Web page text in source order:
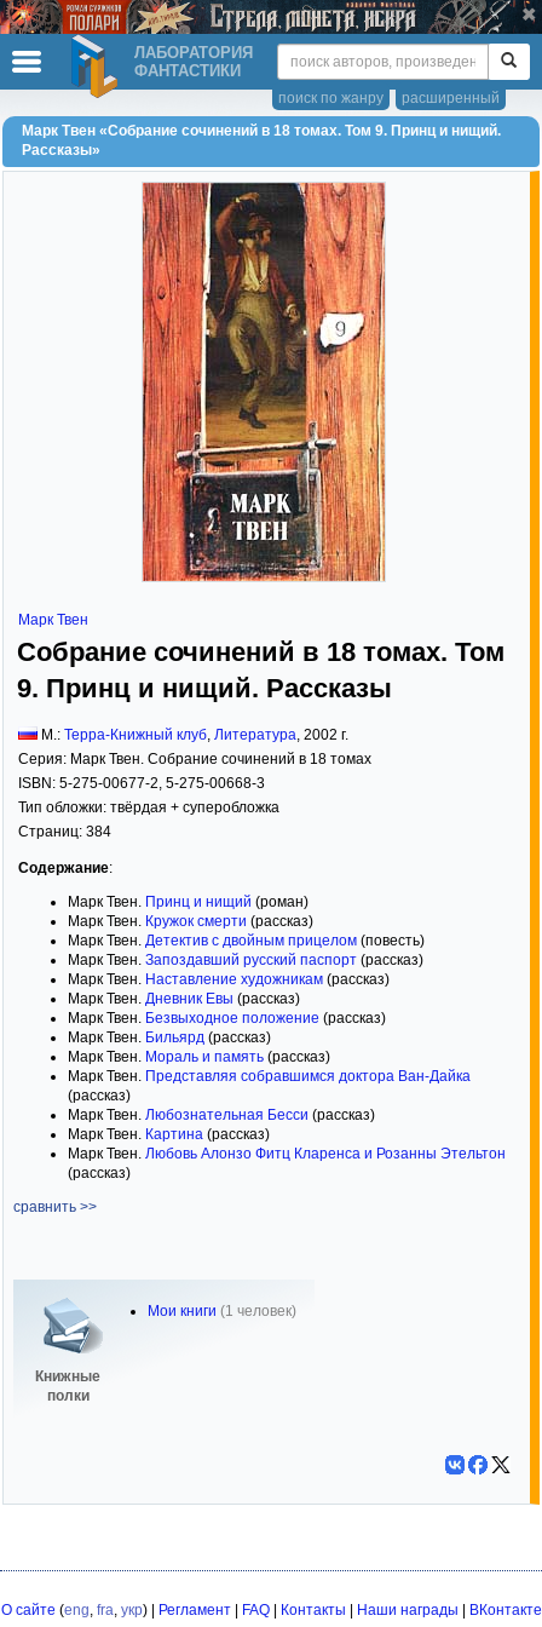
ЛАБОРАТОРИЯ
ФАНТАСТИКИ
расширенный
поиск по жанру
Марк Твен «Собрание сочинений в 18 томах. Том 9. Принц и нищий.
Рассказы»
Марк Твен
Собрание сочинений в 18 томах. Том
9. Принц и нищий. Рассказы
М.: Терра-Книжный клуб, Литература, 2002 г.
Серия: Марк Твен. Собрание сочинений в 18 томах
ISBN: 5-275-00677-2, 5-275-00668-3
Тип обложки: твёрдая + суперобложка
Страниц: 384
Содержание:
Марк Твен. Принц и нищий (роман)
Марк Твен. Кружок смерти (рассказ)
Марк Твен. Детектив с двойным прицелом (повесть)
Марк Твен. Запоздавший русский паспорт (рассказ)
Марк Твен. Наставление художникам (рассказ)
Марк Твен. Дневник Евы (рассказ)
Марк Твен. Безвыходное положение (рассказ)
Марк Твен. Бильярд (рассказ)
Марк Твен. Мораль и память (рассказ)
Марк Твен. Представляя собравшимся доктора Ван-Дайка
(рассказ)
Марк Твен. Любознательная Бесси (рассказ)
Марк Твен. Картина (рассказ)
Марк Твен. Любовь Алонзо Фитц Кларенса и Розанны Этельтон
(рассказ)
сравнить >>
Книжные
полки
Мои книги (1 человек)
О сайте (eng, fra, укр) | Регламент| FAQ| Контакты Наши награды ВКонтакте